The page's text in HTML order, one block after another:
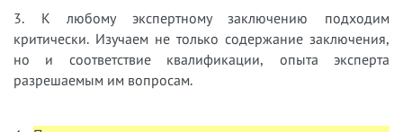
3. К любому экспертному заключению подходим
критически. Изучаем не только содержание заключения,
но и соответствие квалификации, опыта эксперта
разрешаемым им вопросам.